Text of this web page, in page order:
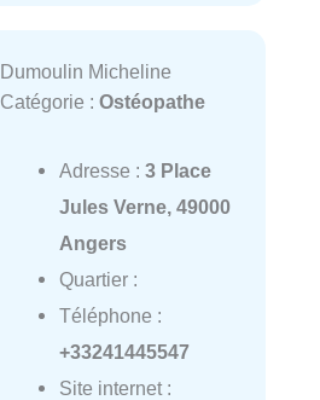
Dumoulin Micheline
Catégorie : Ostéopathe
Adresse : 3 Place
Jules Verne, 49000
Angers
Quartier :
Téléphone :
+33241445547
Site internet :